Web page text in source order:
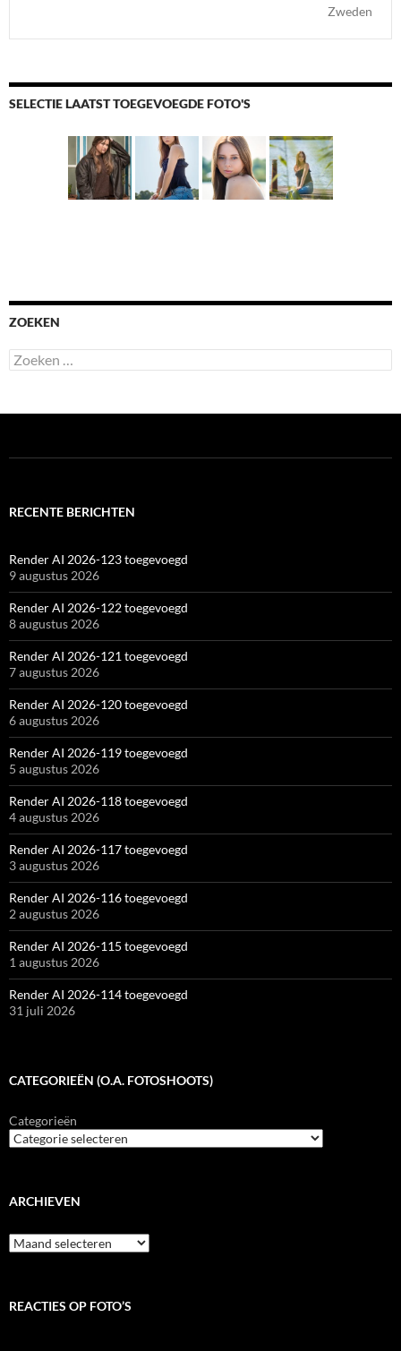
Zweden
SELECTIE LAATST TOEGEVOEGDE FOTO'S
ZOEKEN
Zoeken
naar:
RECENTE BERICHTEN
Render AI 2026-123 toegevoegd
9 augustus 2026
Render AI 2026-122 toegevoegd
8 augustus 2026
Render AI 2026-121 toegevoegd
7 augustus 2026
Render AI 2026-120 toegevoegd
6 augustus 2026
Render AI 2026-119 toegevoegd
5 augustus 2026
Render AI 2026-118 toegevoegd
4 augustus 2026
Render AI 2026-117 toegevoegd
3 augustus 2026
Render AI 2026-116 toegevoegd
2 augustus 2026
Render AI 2026-115 toegevoegd
1 augustus 2026
Render AI 2026-114 toegevoegd
31 juli 2026
CATEGORIEËN (O.A. FOTOSHOOTS)
Categorieën
ARCHIEVEN
Archieven
REACTIES OP FOTO’S